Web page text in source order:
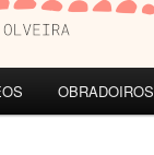
OBRADOIROS